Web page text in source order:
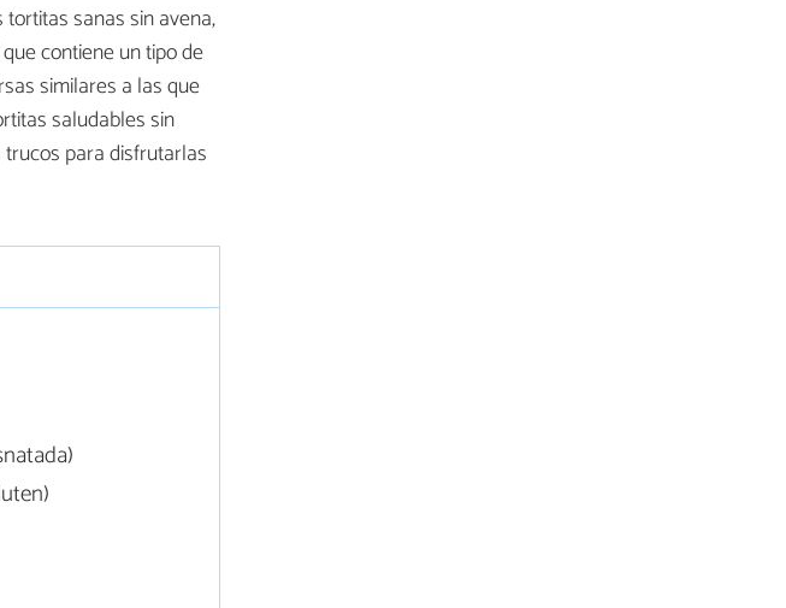
sanas sin avena,
contiene un tipo de
similares a las que
saludables sin
trucos para disfrutarlas